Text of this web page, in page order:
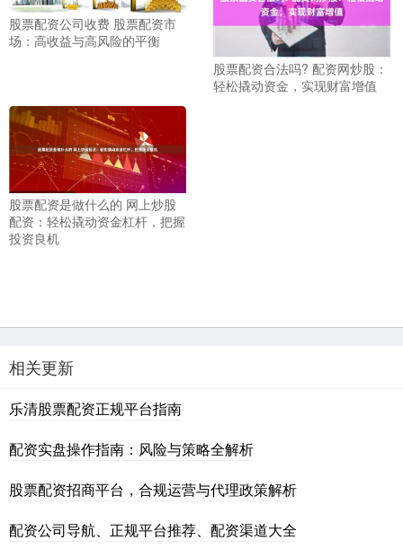
股票配资公司收费 股票配资市
场：高收益与高风险的平衡
股票配资合法吗? 配资网炒股：
轻松撬动资金，实现财富增值
股票配资是做什么的 网上炒股
配资：轻松撬动资金杠杆，把握
投资良机
相关更新
乐清股票配资正规平台指南
配资实盘操作指南：风险与策略全解析
股票配资招商平台，合规运营与代理政策解析
配资公司导航、正规平台推荐、配资渠道大全